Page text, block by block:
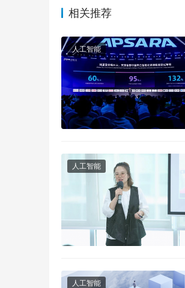
相关推荐
人工智能
人工智能
人工智能